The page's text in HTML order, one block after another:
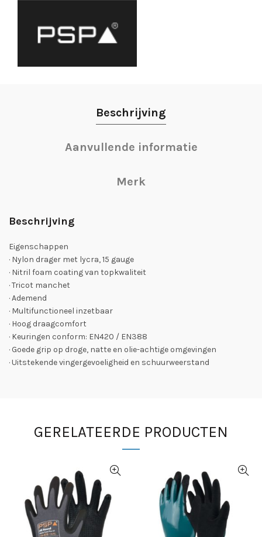
Beschrijving
Aanvullende informatie
Merk
Beschrijving
Eigenschappen
· Nylon drager met lycra, 15 gauge
· Nitril foam coating van topkwaliteit
· Tricot manchet
· Ademend
· Multifunctioneel inzetbaar
· Hoog draagcomfort
· Keuringen conform: EN420 / EN388
· Goede grip op droge, natte en olie-achtige omgevingen
· Uitstekende vingergevoeligheid en schuurweerstand
GERELATEERDE PRODUCTEN